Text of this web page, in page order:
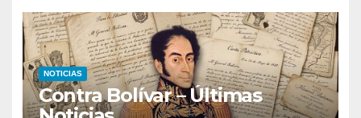
NOTICIAS
Contra Bolívar – Últimas